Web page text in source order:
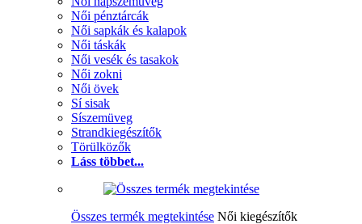
Női pénztárcák
Női sapkák és kalapok
Női táskák
Női vesék és tasakok
Női zokni
Női övek
Sí sisak
Síszemüveg
Strandkiegészítők
Törülközők
Láss többet...
Összes termék megtekintése Női kiegészítők